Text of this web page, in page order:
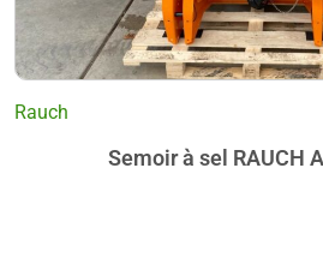
Rauch
Semoir à sel RAUCH